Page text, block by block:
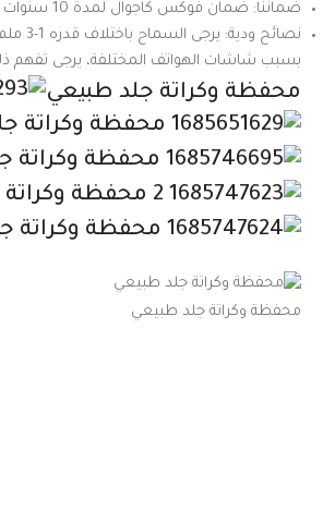
ضماننا: ضمان فوكس كاجوال لمدة 10 سنوات بدون قلق على كل المحافظ الجلد الطبيعي
بسبب شاشات الهواتف المختلفة، يرجى تفهم
محفظة وكراتة جلد طبيعي
محفظة وكراتة جلد طبيعي